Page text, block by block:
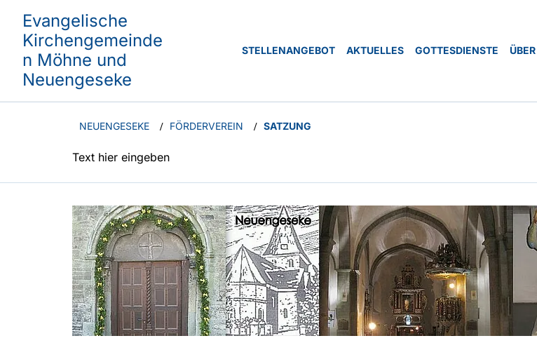
Evangelische
Kirchengemeinde
n Möhne und
Neuengeseke
STELLENANGEBOT AKTUELLES GOTTESDIENSTE
NEUENGESEKE / FÖRDERVEREIN / SATZUNG
Text hier eingeben